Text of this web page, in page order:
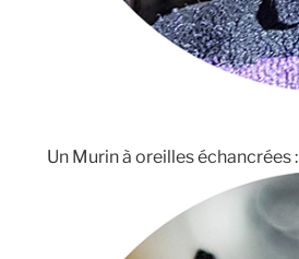
Un Murin à oreilles échancrées :